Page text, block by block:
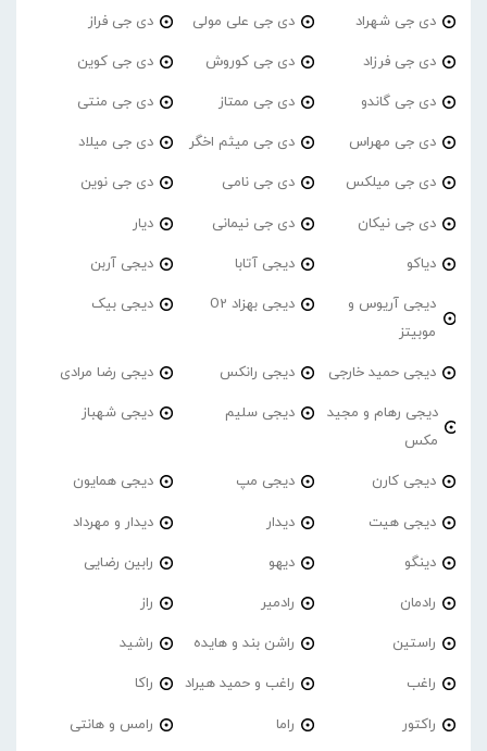
دی جی شهراد دی جی علی مولی دی جی فراز
دی جی فرزاد دی جی کوروش دی جی کوین
دی جی گاندو دی جی ممتاز دی جی منتی
دی جی مهراس دی جی میثم اخگر دی جی میلاد
دی جی میلکس دی جی نامی دی جی نوین
دی جی نیکان دی جی نیمانی دیار
دیاکو دیجی آتابا دیجی آربن
دیجی آریوس و
موبیتز
دیجی بهزاد O2 دیجی بیک
دیجی حمید خارجی دیجی رانکس دیجی رضا مرادی
دیجی رهام و مجید
مکس
دیجی سلیم دیجی شهباز
دیجی کارن دیجی مپ دیجی همایون
دیجی هیت دیدار دیدار و مهرداد
دینگو دیهو رابین رضایی
رادمان رادمیر راز
راستین راشن بند و هایده راشید
راغب راغب و حمید هیراد راکا
راکتور راما رامس و هانتی